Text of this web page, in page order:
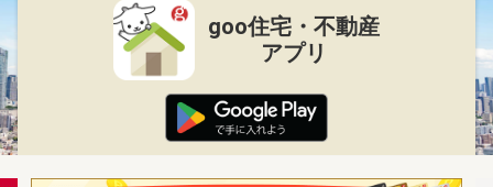
goo住宅・不動産
アプリ